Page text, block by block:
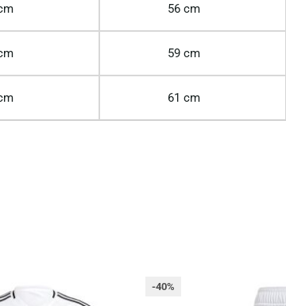
56 cm
59 cm
61 cm
-40%